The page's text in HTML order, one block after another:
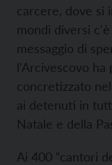
carcere, dove si
mondi diversi
messaggio di
l'Arcivescovo ha
concretizzato
ai detenuti in
Natale e della
Ai 400 “cantori